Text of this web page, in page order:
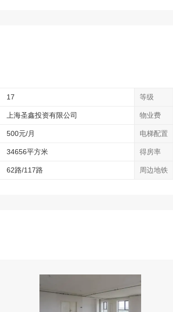
17 等级
上海圣鑫投资有限公司 物业费
500元/月 电梯配置
34656平方米 得房率
62路/117路 周边地铁